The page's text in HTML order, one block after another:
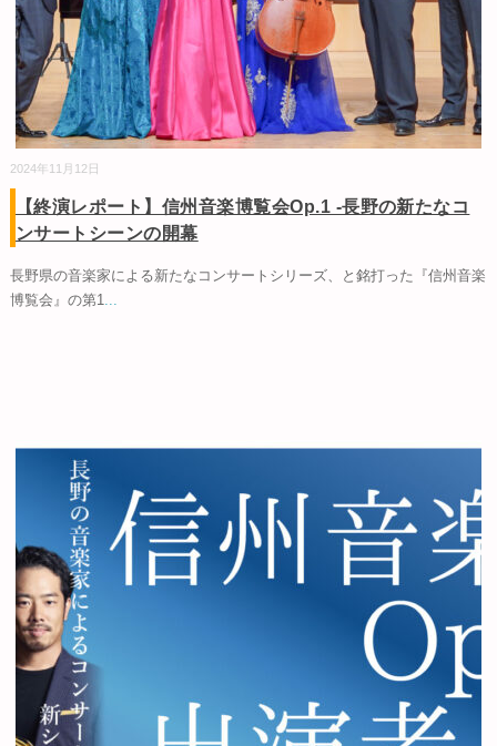
2024年11月12日
【終演レポート】信州音楽博覧会Op.1 -長野の新たなコ
ンサートシーンの開幕
長野県の音楽家による新たなコンサートシリーズ、と銘打った『信州音楽
博覧会』の第1